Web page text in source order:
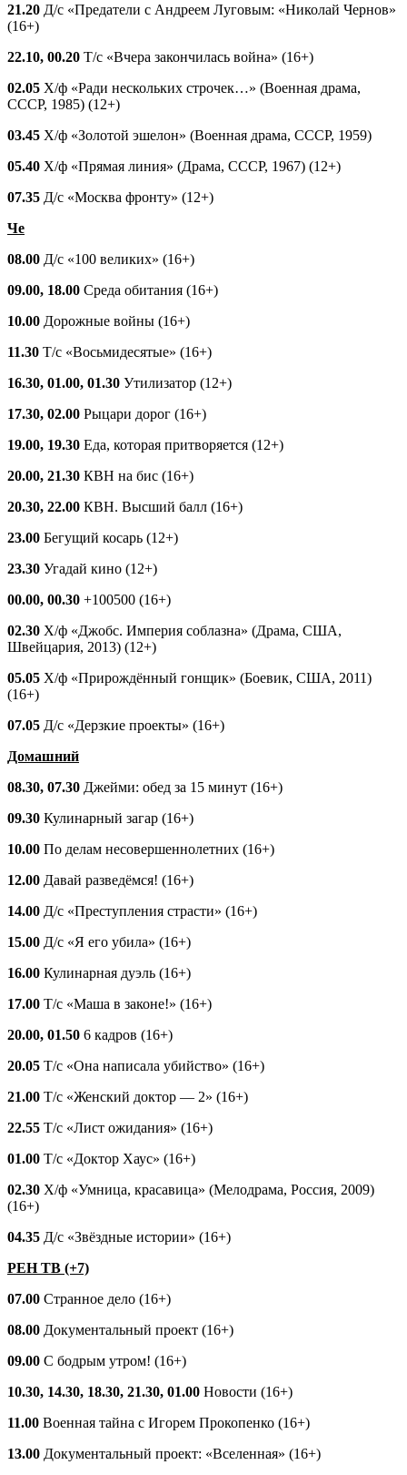
21.20 Д/с «Предатели с Андреем Луговым: «Николай Чернов»
(16+)
22.10, 00.20 Т/с «Вчера закончилась война» (16+)
02.05 Х/ф «Ради нескольких строчек…» (Военная драма,
СССР, 1985) (12+)
03.45 Х/ф «Золотой эшелон» (Военная драма, СССР, 1959)
05.40 Х/ф «Прямая линия» (Драма, СССР, 1967) (12+)
07.35 Д/с «Москва фронту» (12+)
Че
08.00 Д/с «100 великих» (16+)
09.00, 18.00 Средa обитания (16+)
10.00 Дорожные войны (16+)
11.30 Т/с «Восьмидесятые» (16+)
16.30, 01.00, 01.30 Утилизатор (12+)
17.30, 02.00 Рыцари дорог (16+)
19.00, 19.30 Еда, которая притворяется (12+)
20.00, 21.30 КВН на бис (16+)
20.30, 22.00 КВН. Высший балл (16+)
23.00 Бегущий косарь (12+)
23.30 Угадай кино (12+)
00.00, 00.30 +100500 (16+)
02.30 Х/ф «Джобс. Империя соблазна» (Драма, США,
Швейцария, 2013) (12+)
05.05 Х/ф «Прирождённый гонщик» (Боевик, США, 2011)
(16+)
07.05 Д/с «Дерзкие проекты» (16+)
Домашний
08.30, 07.30 Джейми: обед за 15 минут (16+)
09.30 Кулинарный загар (16+)
10.00 По делам несовершеннолетних (16+)
12.00 Давай разведёмся! (16+)
14.00 Д/с «Преступления страсти» (16+)
15.00 Д/с «Я его убила» (16+)
16.00 Кулинарная дуэль (16+)
17.00 Т/с «Маша в законе!» (16+)
20.00, 01.50 6 кадров (16+)
20.05 Т/с «Она написала убийство» (16+)
21.00 Т/с «Женский доктор — 2» (16+)
22.55 Т/с «Лист ожидания» (16+)
01.00 Т/с «Доктор Хаус» (16+)
02.30 Х/ф «Умница, красавица» (Мелодрама, Россия, 2009)
(16+)
04.35 Д/с «Звёздные истории» (16+)
РЕН ТВ (+7)
07.00 Странное дело (16+)
08.00 Документальный проект (16+)
09.00 С бодрым утром! (16+)
10.30, 14.30, 18.30, 21.30, 01.00 Новости (16+)
11.00 Военная тайна с Игорем Прокопенко (16+)
13.00 Документальный проект: «Вселенная» (16+)